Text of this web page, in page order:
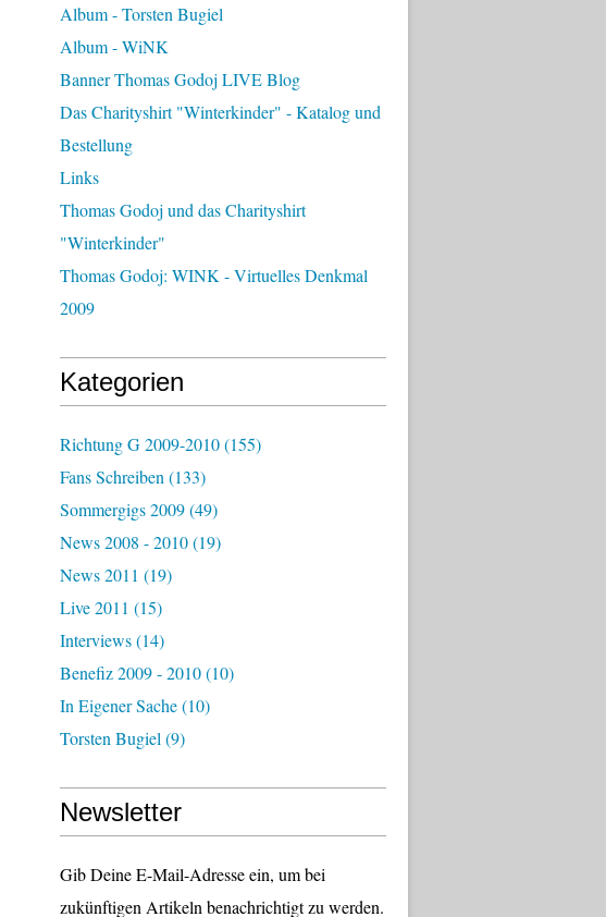
Album - Torsten Bugiel
Album - WiNK
Banner Thomas Godoj LIVE Blog
Das Charityshirt "Winterkinder" - Katalog und
Bestellung
Links
Thomas Godoj und das Charityshirt
"Winterkinder"
Thomas Godoj: WINK - Virtuelles Denkmal
2009
Kategorien
Richtung G 2009-2010(155)
Fans Schreiben (133)
Sommergigs 2009(49)
News 2008 - 2010(19)
News 2011 (19)
Live 2011 (15)
Interviews(14)
Benefiz 2009 - 2010(10)
In Eigener Sache(10)
Torsten Bugiel (9)
Newsletter
Gib Deine E-Mail-Adresse ein, um bei
zukünftigen Artikeln benachrichtigt zu werden.